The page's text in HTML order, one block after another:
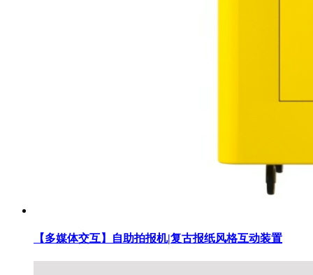
【多媒体交互】自助拍报机|复古报纸风格互动装置